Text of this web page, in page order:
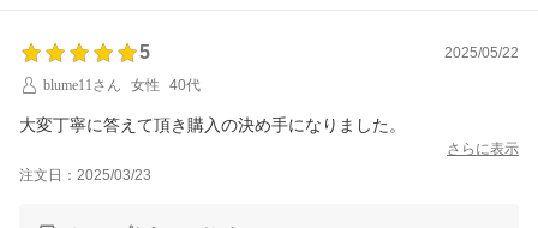
5
2025/05/22
blume11さん
女性 40代
大変丁寧に答えて頂き購入の決め手になりました。
さらに表示
注文日：2025/03/23